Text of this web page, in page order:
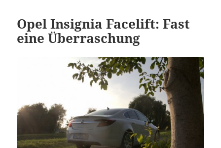
Opel Insignia Facelift: Fast
eine Überraschung